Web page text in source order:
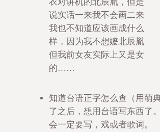
说实话一来我不会画二来
我也不知道应该画成什么
样，因为我不想嬷北辰胤
但我前女友实际上又是女
的……
知道台语正字怎么查（用萌
了之后，想用台语写东西了
会一定要写，戏或者歌词。